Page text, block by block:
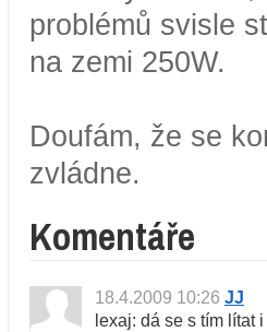
problémů svisle
na zemi 250W.
Doufám, že se
zvládne.
Komentáře
18.4.2009 10:26 JJ
lexaj: dá se s tím lítat